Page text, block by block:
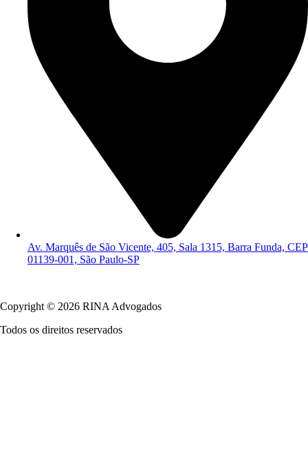
Av. Marquês de São Vicente, 405, Sala 1315, Barra Funda, CEP
01139-001, São Paulo-SP
Copyright © 2026 RINA Advogados
Todos os direitos reservados